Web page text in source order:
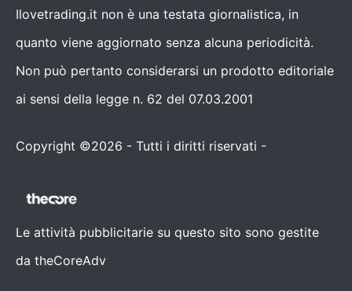
Ilovetrading.it non è una testata giornalistica, in
quanto viene aggiornato senza alcuna periodicità.
Non può pertanto considerarsi un prodotto editoriale
ai sensi della legge n. 62 del 07.03.2001
Copyright ©2026 - Tutti i diritti riservati -
Le attività pubblicitarie su questo sito sono gestite
da theCoreAdv